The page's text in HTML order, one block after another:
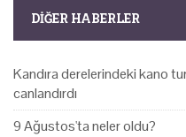
DIĞER HABERLER
Kandıra derelerindeki kano
canlandırdı
9 Ağustos'ta neler oldu?